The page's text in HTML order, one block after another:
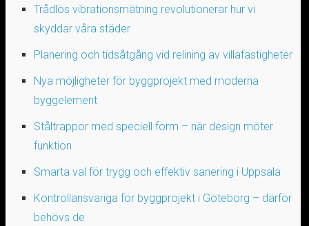
Trådlös vibrationsmätning revolutionerar hur vi
skyddar våra städer
Planering och tidsåtgång vid relining av villafastigheter
Nya möjligheter för byggprojekt med moderna
byggelement
Ståltrappor med speciell form – när design möter
funktion
Smarta val för trygg och effektiv sanering i Uppsala
Kontrollansvariga för byggprojekt i Göteborg – därför
behövs de